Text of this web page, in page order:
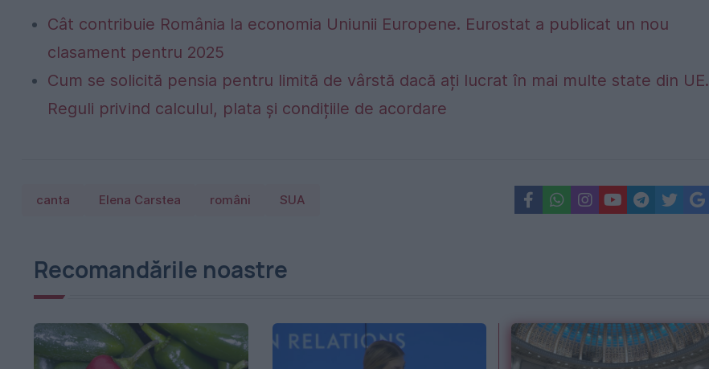
Cât contribuie România la economia Uniunii Europene. Eurostat a publicat un nou
clasament pentru 2025
Cum se solicită pensia pentru limită de vârstă dacă ați lucrat în mai multe state din UE.
Reguli privind calculul, plata și condițiile de acordare
canta Elena Carstea români SUA
Recomandările noastre